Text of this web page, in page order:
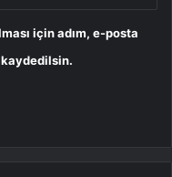
için adım, e-posta
kaydedilsin.